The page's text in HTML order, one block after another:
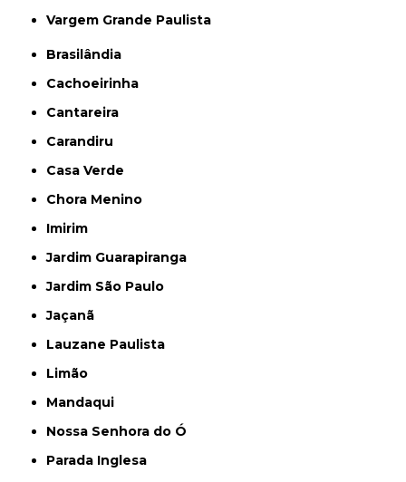
Vargem Grande Paulista
Brasilândia
Cachoeirinha
Cantareira
Carandiru
Casa Verde
Chora Menino
Imirim
Jardim Guarapiranga
Jardim São Paulo
Jaçanã
Lauzane Paulista
Limão
Mandaqui
Nossa Senhora do Ó
Parada Inglesa